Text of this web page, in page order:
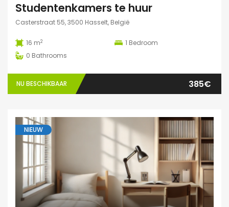
Studentenkamers te huur
Casterstraat 55, 3500 Hasselt, België
16 m2 1 Bedroom
0 Bathrooms
NU BESCHIKBAAR 385€
NIEUW